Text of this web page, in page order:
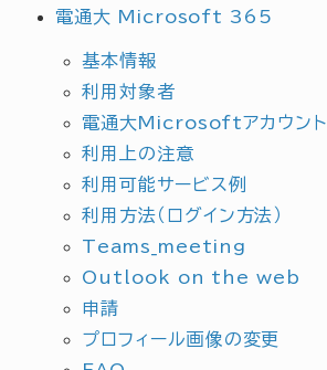
電通大 Microsoft 365
基本情報
利用対象者
電通大Microsoftアカウント
利用上の注意
利用可能サービス例
利用方法（ログイン方法）
Teams_meeting
Outlook on the web
申請
プロフィール画像の変更